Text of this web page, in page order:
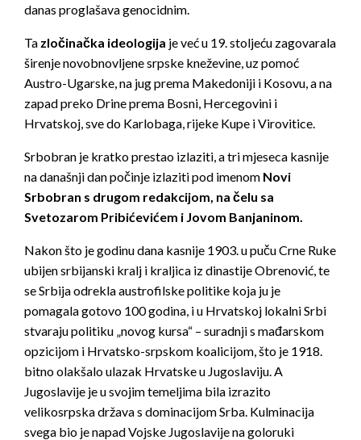
danas proglašava genocidnim.
Ta zločinačka ideologija je već u 19. stoljeću zagovarala
širenje novobnovljene srpske kneževine, uz pomoć
Austro-Ugarske, na jug prema Makedoniji i Kosovu, a na
zapad preko Drine prema Bosni, Hercegovini i
Hrvatskoj, sve do Karlobaga, rijeke Kupe i Virovitice.
Srbobran je kratko prestao izlaziti, a tri mjeseca kasnije
na današnji dan počinje izlaziti pod imenom Novi
Srbobran s drugom redakcijom, na čelu sa
Svetozarom Pribićevićem i Jovom Banjaninom.
Nakon što je godinu dana kasnije 1903. u puču Crne Ruke
ubijen srbijanski kralj i kraljica iz dinastije Obrenović, te
se Srbija odrekla austrofilske politike koja ju je
pomagala gotovo 100 godina, i u Hrvatskoj lokalni Srbi
stvaraju politiku „novog kursa“ – suradnji s mađarskom
opzicijom i Hrvatsko-srpskom koalicijom, što je 1918.
bitno olakšalo ulazak Hrvatske u Jugoslaviju. A
Jugoslavije je u svojim temeljima bila izrazito
velikosrpska država s dominacijom Srba. Kulminacija
svega bio je napad Vojske Jugoslavije na goloruki